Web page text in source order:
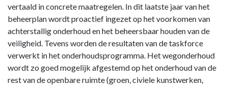
Kapitaalgoederen
De
belangrijkste
aandachtpunten:
vertaald in concrete maatregelen. In dit laatste jaar van het
beheerplan wordt proactief ingezet op het voorkomen van
achterstallig onderhoud en het beheersbaar houden van de
veiligheid. Tevens worden de resultaten van de taskforce
verwerkt in het onderhoudsprogramma. Het wegonderhoud
wordt zo goed mogelijk afgestemd op het onderhoud van de
rest van de openbare ruimte (groen, civiele kunstwerken,